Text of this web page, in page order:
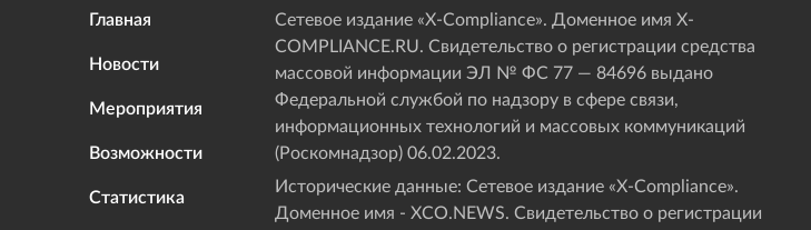
Главная
Новости
Мероприятия
Возможности
Статистика
Сетевое издание «Х-Compliance». Доменное имя X-
COMPLIANCE.RU. Свидетельство о регистрации средства
массовой информации ЭЛ № ФС 77 — 84696 выдано
Федеральной службой по надзору в сфере связи,
информационных технологий и массовых коммуникаций
(Роскомнадзор) 06.02.2023.
Исторические данные: Сетевое издание «Х-Compliance».
Доменное имя - XCO.NEWS. Свидетельство о регистрации